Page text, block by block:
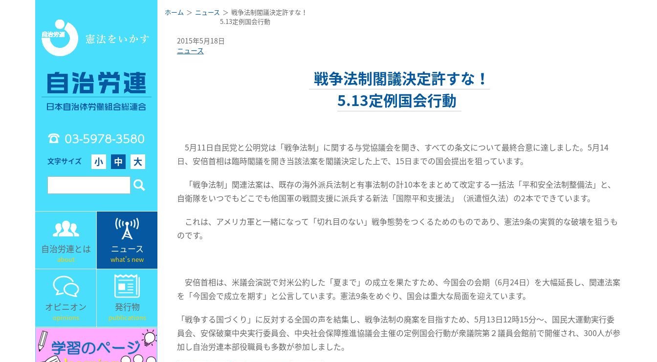
03-5978-3580
文字サイズ 小 中 大
自治労連とは
about
ニュース
what's new
オピニオン
opinions
発行物
publications
ホーム ニュース
戦争法制閣議決定許すな！
5.13定例国会行動
2015年5月18日
ニュース
戦争法制閣議決定許すな！
5.13定例国会行動
5月11日自民党と公明党は「戦争法制」に関する与党協議会を開き、すべての条文について最終合意に達しました。5月14
日、安倍首相は臨時閣議を開き当該法案を閣議決定した上で、15日までの国会提出を狙っています。
「戦争法制」関連法案は、既存の海外派兵法制と有事法制の計10本をまとめて改定する一括法「平和安全法制整備法」と、
自衛隊をいつでもどこでも他国軍の戦闘支援に派兵する新法「国際平和支援法」（派遣恒久法）の2本でできています。
これは、アメリカ軍と一緒になって「切れ目のない」戦争態勢をつくるためのものであり、憲法9条の実質的な破壊を狙うも
のです。
安倍首相は、米議会演説で対米公約した「夏まで」の成立を果たすため、今国会の会期（6月24日）を大幅延長し、関連法案
を「今国会で成立を期す」と公言しています。憲法9条をめぐり、国会は重大な局面を迎えています。
「戦争する国づくり」に反対する全国の声を結集し、戦争法制の廃案を目指すため、5月13日12時15分～、国民大運動実行委
員会、安保破棄中央実行委員会、中央社会保障推進協議会主催の定例国会行動が衆議院第２議員会館前で開催され、300人が参
加し自治労連本部役職員も多数が参加しました。